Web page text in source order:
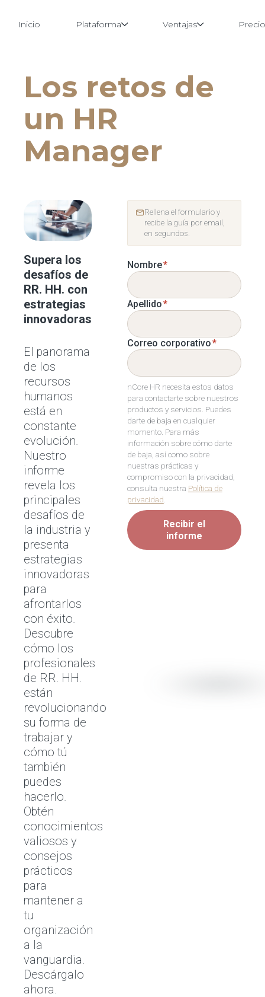
contenido
Inicio Plataforma Ventajas
Los retos de
un HR
Manager
Supera los
desafíos de
RR. HH. con
estrategias
innovadoras
El panorama
de los
recursos
humanos
está en
constante
evolución.
Nuestro
informe
revela los
principales
desafíos de
la industria y
presenta
estrategias
innovadoras
para
afrontarlos
con éxito.
Descubre
cómo los
profesionales
de RR. HH.
están
revolucionando
su forma de
trabajar y
cómo tú
también
puedes
hacerlo.
Obtén
conocimientos
valiosos y
consejos
prácticos
para
mantener a
tu
organización
a la
vanguardia.
Descárgalo
ahora.
Rellena el formulario y
recibe la guía por email,
en segundos.
Nombre*
Apellido*
Correo corporativo*
nCore HR necesita estos datos
para contactarte sobre nuestros
productos y servicios. Puedes
darte de baja en cualquier
momento. Para más
información sobre cómo darte
de baja, así como sobre
nuestras prácticas y
compromiso con la privacidad,
consulta nuestra Política de
privacidad
Recibir el
informe